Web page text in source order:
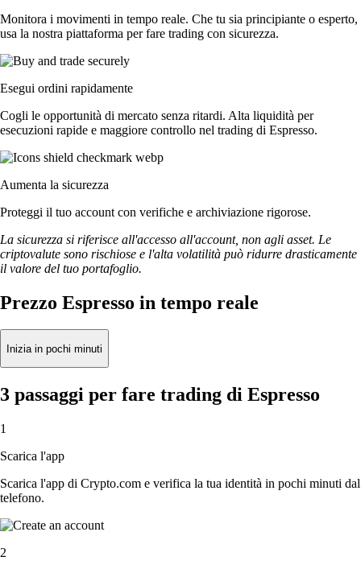
Monitora i movimenti in tempo reale. Che tu sia principiante o esperto,
usa la nostra piattaforma per fare trading con sicurezza.
Esegui ordini rapidamente
Cogli le opportunità di mercato senza ritardi. Alta liquidità per
esecuzioni rapide e maggiore controllo nel trading di Espresso.
Aumenta la sicurezza
Proteggi il tuo account con verifiche e archiviazione rigorose.
La sicurezza si riferisce all'accesso all'account, non agli asset. Le
criptovalute sono rischiose e l'alta volatilità può ridurre drasticamente
il valore del tuo portafoglio.
Prezzo Espresso in tempo reale
Inizia in pochi minuti
3 passaggi per fare trading di Espresso
1
Scarica l'app
Scarica l'app di Crypto.com e verifica la tua identità in pochi minuti dal
telefono.
2